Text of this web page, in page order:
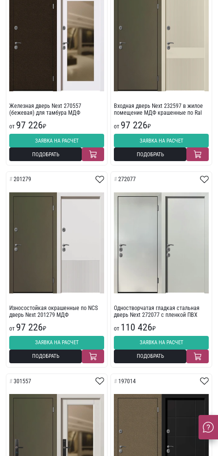
Железная дверь Next 270557
(бежевая) для тамбура МДФ
от 97 226₽
ЗАЯВКА НА РАСЧЕТ
ПОДОБРАТЬ
Входная дверь Next 232597 в жилое
помещение МДФ крашенные по Ral
от 97 226₽
ЗАЯВКА НА РАСЧЕТ
ПОДОБРАТЬ
201279
Износостойкая окрашенные по NCS
дверь Next 201279 МДФ
от 97 226₽
ЗАЯВКА НА РАСЧЕТ
ПОДОБРАТЬ
272077
Одностворчатая гладкая стальная
дверь Next 272077 с пленкой ПВХ
от 110 426₽
ЗАЯВКА НА РАСЧЕТ
ПОДОБРАТЬ
301557 197014